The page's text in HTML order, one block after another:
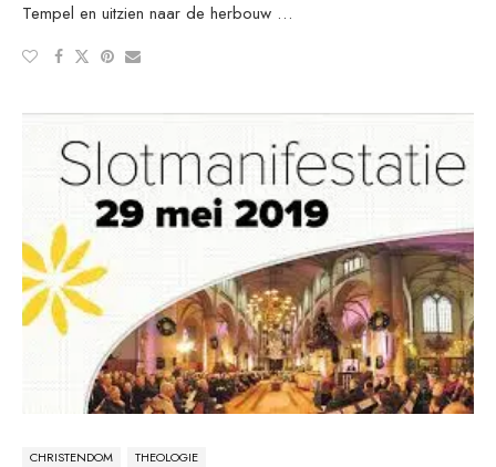
Tempel en uitzien naar de herbouw …
CHRISTENDOM THEOLOGIE